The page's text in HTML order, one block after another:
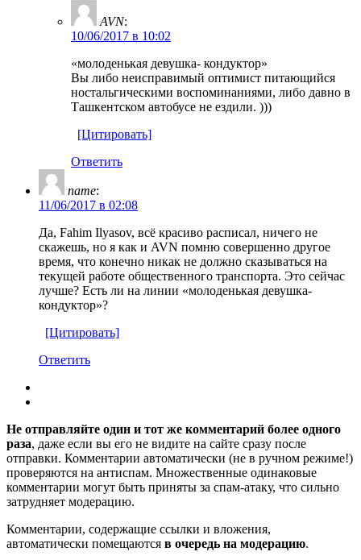
AVN:
10/06/2017 в 10:02
«молоденькая девушка- кондуктор»
Вы либо неисправимый оптимист питающийся
ностальгическими воспоминаниями, либо давно в
Ташкентском автобусе не ездили. )))
[Цитировать]
Ответить
name:
11/06/2017 в 02:08
Да, Fahim Ilyasov, всё красиво расписал, ничего не
скажешь, но я как и AVN помню совершенно другое
время, что конечно никак не должно сказываться на
текущей работе общественного транспорта. Это сейчас
лучше? Есть ли на линии «молоденькая девушка-
кондуктор»?
[Цитировать]
Ответить
Не отправляйте один и тот же комментарий более одного
раза, даже если вы его не видите на сайте сразу после
отправки. Комментарии автоматически (не в ручном режиме!)
проверяются на антиспам. Множественные одинаковые
комментарии могут быть приняты за спам-атаку, что сильно
затрудняет модерацию.
Комментарии, содержащие ссылки и вложения,
автоматически помещаются в очередь на модерацию.